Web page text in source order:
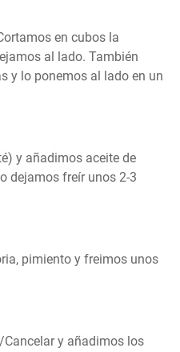
en cubos la
al lado. También
y lo ponemos al lado en un
y añadimos aceite de
dejamos freír unos 2-3
pimiento y freimos unos
y añadimos los